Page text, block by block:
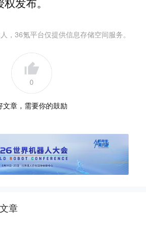
，36氪平台仅提供信息存储空间服务。
0
文章，需要你的鼓励
章